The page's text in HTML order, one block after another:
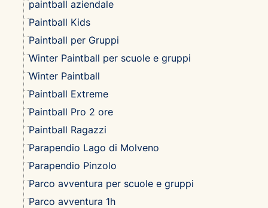
paintball aziendale
Paintball Kids
Paintball per Gruppi
Winter Paintball per scuole e gruppi
Winter Paintball
Paintball Extreme
Paintball Pro 2 ore
Paintball Ragazzi
Parapendio Lago di Molveno
Parapendio Pinzolo
Parco avventura per scuole e gruppi
Parco avventura 1h